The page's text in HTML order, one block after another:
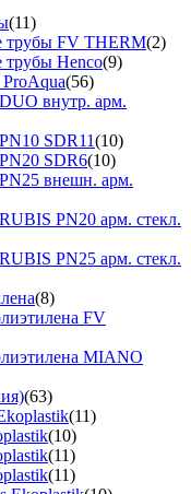
(11)
трубы FV THERM(2)
трубы Henco(9)
(56)
внутр. арм.
SDR11(10)
SDR6(10)
внешн. арм.
PN20 арм. стекл.
PN25 арм. стекл.
(8)
FV
MIANO
(63)
(11)
(10)
(11)
(11)